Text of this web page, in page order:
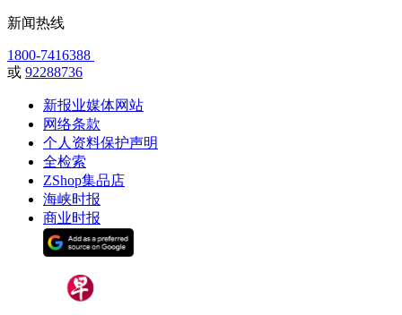
新闻热线
1800-7416388
或 92288736
新报业媒体网站
网络条款
个人资料保护声明
全检索
ZShop集品店
海峡时报
商业时报